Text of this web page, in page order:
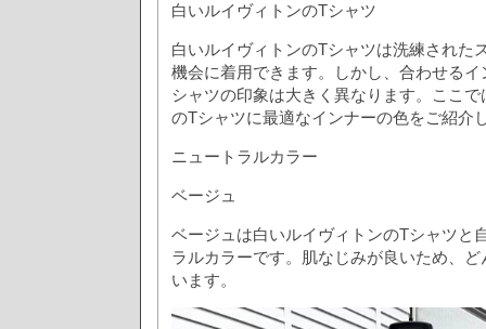
白いルイヴィトンのTシャツ
白いルイヴィトンのTシャツは洗練された
機会に着用できます。しかし、合わせる
シャツの印象は大きく異なります。ここ
のTシャツに最適なインナーの色をご紹介
ニュートラルカラー
ベージュ
ベージュは白いルイヴィトンのTシャツと
ラルカラーです。肌なじみが良いため、
います。